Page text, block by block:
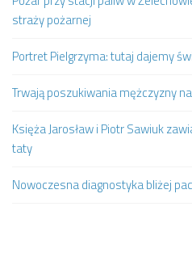
straży pożarnej
Portret Pielgrzyma: tutaj dajemy
Trwają poszukiwania mężczyzny
Księża Jarosław i Piotr Sawiuk
taty
Nowoczesna diagnostyka bliżej